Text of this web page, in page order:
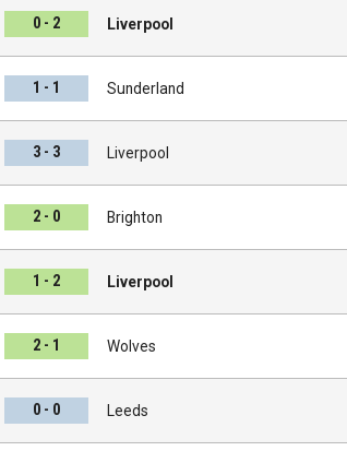
0 - 2 Liverpool
1 - 1 Sunderland
3 - 3 Liverpool
2 - 0 Brighton
1 - 2 Liverpool
2 - 1 Wolves
0 - 0 Leeds